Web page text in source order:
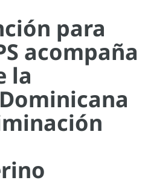
para
acompaña
la